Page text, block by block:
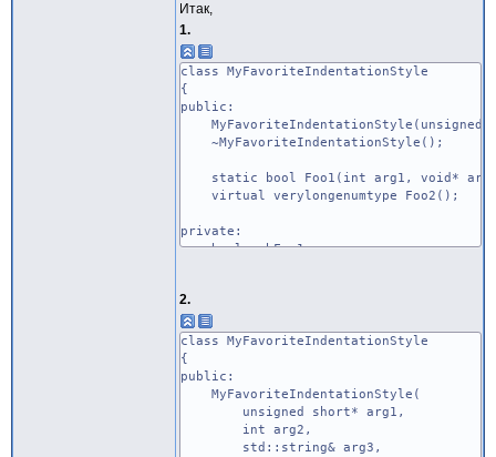
Итак,
1.
class MyFavoriteIndentationStyle
{
public:
MyFavoriteIndentationStyle(unsigned
~MyFavoriteIndentationStyle();
static bool Foo1(int arg1, void*
virtual verylongenumtype Foo2();
private:
bool m_bFoo1;
2.
class MyFavoriteIndentationStyle
{
public:
MyFavoriteIndentationStyle(
unsigned short* arg1,
int arg2,
std::string& arg3,